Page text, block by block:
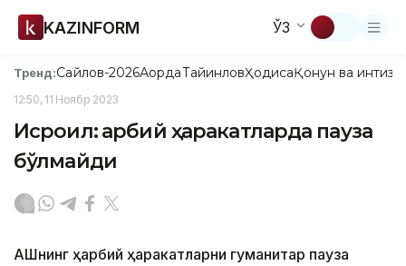
KAZINFORM ЎЗ
Тренд:Сайлов-2026АқордаТайинловҲодисаҚонун ва
12:50, 11 Ноябр 2023
Исроил: Ҳарбий ҳаракатларда пауза
бўлмайди
АҚШнинг ҳарбий ҳаракатларни гуманитар пауза